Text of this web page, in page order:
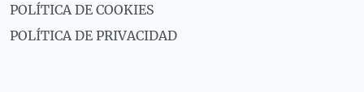
POLÍTICA DE COOKIES
POLÍTICA DE PRIVACIDAD